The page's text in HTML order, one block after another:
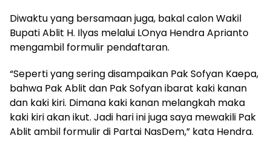
Diwaktu yang bersamaan juga, bakal calon Wakil
Bupati Ablit H. Ilyas melalui LOnya Hendra Aprianto
mengambil formulir pendaftaran.
“Seperti yang sering disampaikan Pak Sofyan Kaepa,
bahwa Pak Ablit dan Pak Sofyan ibarat kaki kanan
dan kaki kiri. Dimana kaki kanan melangkah maka
kaki kiri akan ikut. Jadi hari ini juga saya mewakili Pak
Ablit ambil formulir di Partai NasDem,” kata Hendra.